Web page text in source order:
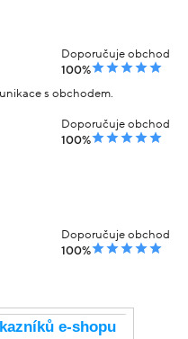
Doporučuje obchod
100%
s obchodem.
Doporučuje obchod
100%
Doporučuje obchod
100%